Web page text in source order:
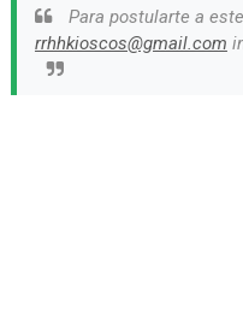
Para postularte a
rrhhkioscos@gmail.com